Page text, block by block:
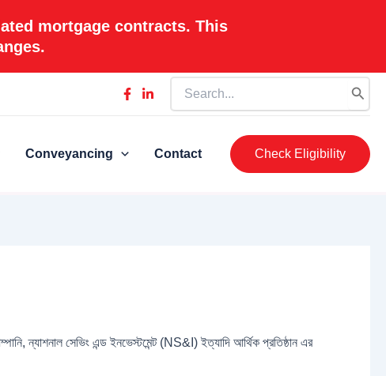
mortgage contracts. This
Search
for:
Conveyancing Contact Check Eligibility
ন্যাশনাল সেভিং এন্ড ইনভেস্টমেন্ট (NS&I) ইত্যাদি আর্থিক প্রতিষ্ঠান এর